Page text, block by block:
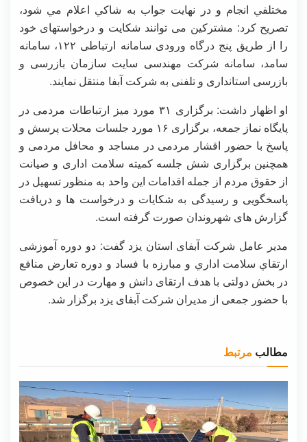
مختلفي انجام و در نهايت جواب به شاكي اعلام مي شود،
تصریح کرد: مشترکین می توانند شکایت و درخواستهای خود
را از طریق پنج درگاه ورودی سامانه ارتباطی ۱۲۲، سامانه
سامد، سامانه شرکت مهندسی سایت سازمان بازرسی و
بازرسی استانداری و تلفنی به شرکت آبفا منتقل نمایند.
او اظهار داشت: برگزاری ۳۱ مورد میز ارتباطات مردمی در
پایگاه نماز جمعه، برگزاری ۱۶ مورد جلسات محلات پرسش و
پاسخ با حضور اقشار مردمی در مساجد و محافل مردمی و
همچنین برگزاری شش جلسه کمیته سلامت اداری و صیانت
از حقوق مردم از جمله اقدامات این واحد به منظور تسهیل در
پاسخگویی و رسیدگی به شکایات و درخواست ها و دریافت
گزارش های شهروندان صورت گرفته است.
مدیر عامل شرکت آبفای استان یزد گفت: دو دوره آموزشی
ارتقاي سلامت اداري و مبارزه با فساد و دوره تعارض منافع
در بخش دولتی با هدف ارتقای دانش و مهارت در این خصوص
با حضور جمعی از مدیران شرکت آبفای یزد برگزار شد.
مطالب مرتبط